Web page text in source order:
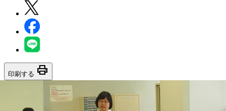
印刷する print